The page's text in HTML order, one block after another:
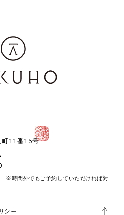
町11番15号
※時間外でもご予約していただければ対
シー